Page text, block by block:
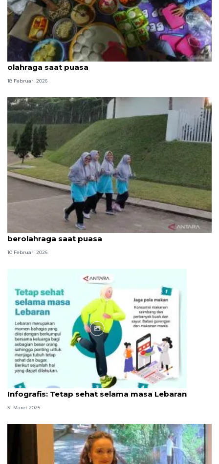
Karbohidrat bersifat penting untuk menunjang
olahraga saat puasa
18 Februari 2026
Dokter sarankan waktu yang tepat untuk
berolahraga saat puasa
10 Februari 2026
Infografik
Infografis: Tetap sehat selama masa Lebaran
31 Maret 2025